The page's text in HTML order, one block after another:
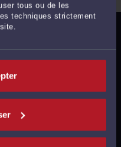
tous ou de les
techniques strictement